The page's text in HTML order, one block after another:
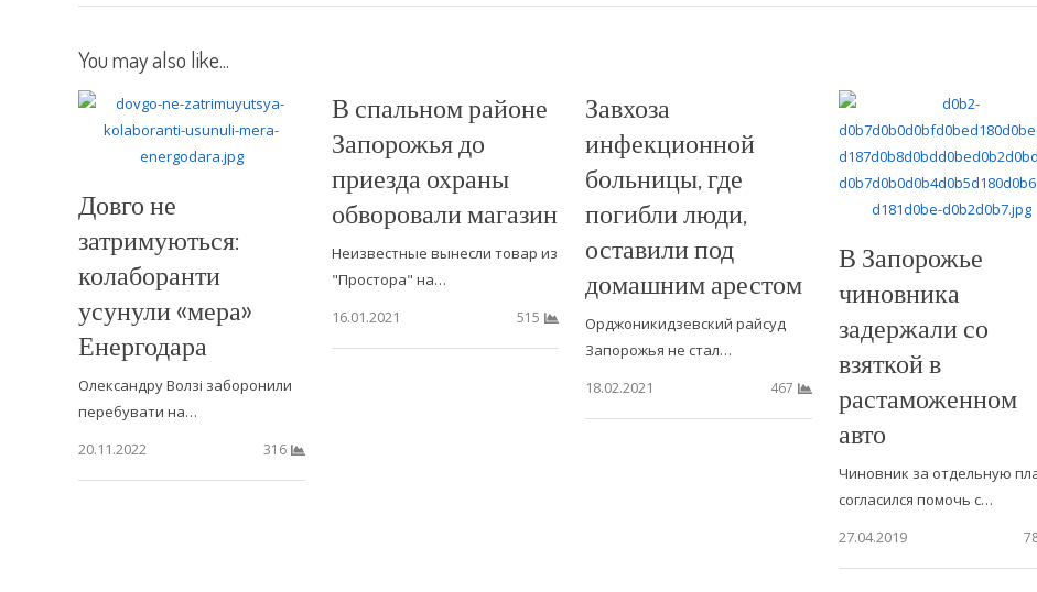
You may also like...
Довго не
затримуються:
колаборанти
усунули «мера»
Енергодара
Олександру Волзі заборонили
перебувати на…
20.11.2022
316
В спальном районе
Запорожья до
приезда охраны
обворовали магазин
Неизвестные вынесли товар из
"Простора" на…
16.01.2021
515
Завхоза
инфекционной
больницы, где
погибли люди,
оставили под
домашним арестом
Орджоникидзевский райсуд
Запорожья не стал…
18.02.2021
467
В Запорожье
чиновника
задержали со
взяткой в
растаможенном
авто
Чиновник за отдельную
согласился помочь с…
27.04.2019